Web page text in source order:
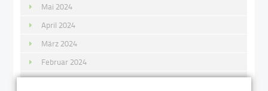
Mai 2024
April 2024
März 2024
Februar 2024
Januar 2024